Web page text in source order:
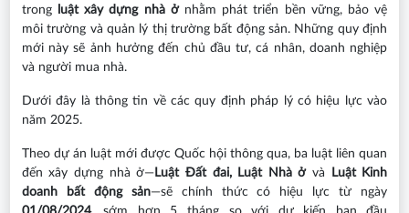
trong
luật xây dựng nhà ởnhằm phát triển bền vững, bảo vệ
môi trường và quản lý thị trường bất động sản. Những quy định
mới này sẽ ảnh hưởng đến chủ đầu tư, cá nhân, doanh nghiệp
và người mua nhà.
Dưới đây là thông tin về các quy định pháp lý có hiệu lực vào
năm 2025.
Theo dự án luật mới được Quốc hội thông qua, ba luật liên quan
đến xây dựng nhà ở— Luật Đất đai, Luật Nhà ởvà
Luật Kinh
doanh bất động sản—sẽ chính thức có hiệu lực từ ngày